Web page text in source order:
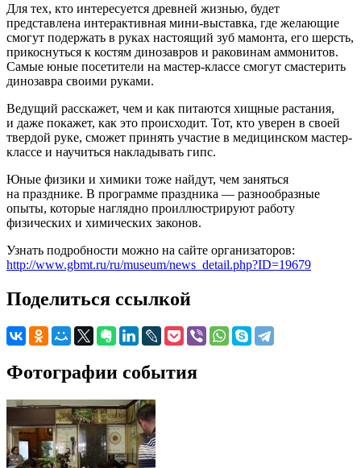
Для тех, кто интересуется древней жизнью, будет
представлена интерактивная мини-выставка, где желающие
смогут подержать в руках настоящий зуб мамонта, его шерсть,
прикоснуться к костям динозавров и раковинам аммонитов.
Самые юные посетители на мастер-классе смогут смастерить
динозавра своими руками.
Ведущий расскажет, чем и как питаются хищные растания,
и даже покажет, как это происходит. Тот, кто уверен в своей
твердой руке, сможет принять участие в медицинском мастер-
классе и научиться накладывать гипс.
Юные физики и химики тоже найдут, чем заняться
на празднике. В программе праздника — разнообразные
опыты, которые наглядно проиллюстрируют работу
физических и химических законов.
Узнать подробности можно на сайте организаторов:
http://www.gbmt.ru/ru/museum/news_detail.php?ID=19679
Поделиться ссылкой
Фотографии события